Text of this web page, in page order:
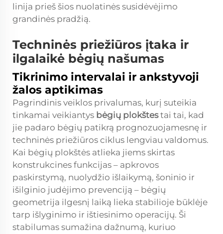
linija prieš šios nuolatinės susidėvėjimo
grandinės pradžią.
Techninės priežiūros įtaka ir
ilgalaikė bėgių našumas
Tikrinimo intervalai ir ankstyvoji
žalos aptikimas
Pagrindinis veiklos privalumas, kurį suteikia
tinkamai veikiantys bėgių plokštestai tai, kad
jie padaro bėgių patikrą prognozuojamesnę ir
techninės priežiūros ciklus lengviau valdomus.
Kai bėgių plokštės atlieka jiems skirtas
konstrukcines funkcijas – apkrovos
paskirstymą, nuolydžio išlaikymą, šoninio ir
išilginio judėjimo prevenciją – bėgių
geometrija ilgesnį laiką lieka stabilioje būklėje
tarp išlyginimo ir ištiesinimo operacijų. Ši
stabilumas sumažina dažnumą, kuriuo